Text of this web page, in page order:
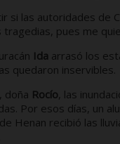
si las autoridades de
tragedias, pues me
Ida arrasó los
quedaron inservibles.
doña Rocío, las
Por esos días, un
Henan recibió las